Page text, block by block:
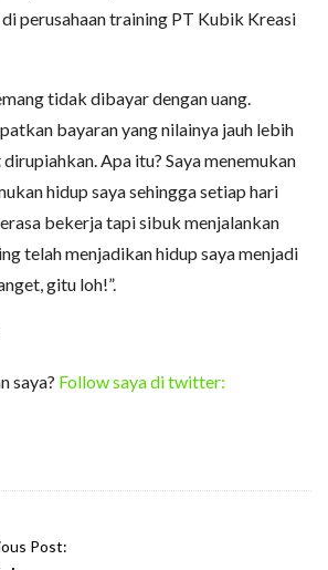
perusahaan training PT Kubik Kreasi
tidak dibayar dengan uang.
bayaran yang nilainya jauh lebih
Apa itu? Saya menemukan
hidup saya sehingga setiap hari
bekerja tapi sibuk menjalankan
telah menjadikan hidup saya menjadi
gitu loh!”.
saya? Follow saya di twitter:
Post: